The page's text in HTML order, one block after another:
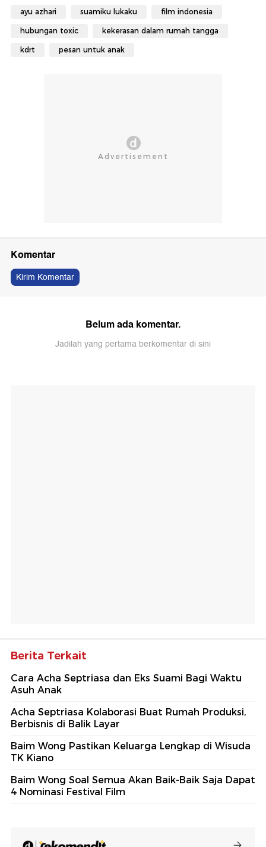
ayu azhari suamiku lukaku film indonesia
hubungan toxic kekerasan dalam rumah tangga
kdrt pesan untuk anak
Komentar
Kirim Komentar
Belum ada komentar.
Jadilah yang pertama berkomentar di sini
Berita Terkait
Cara Acha Septriasa dan Eks Suami Bagi Waktu
Asuh Anak
Acha Septriasa Kolaborasi Buat Rumah Produksi,
Berbisnis di Balik Layar
Baim Wong Pastikan Keluarga Lengkap di Wisuda
TK Kiano
Baim Wong Soal Semua Akan Baik-Baik Saja Dapat
4 Nominasi Festival Film